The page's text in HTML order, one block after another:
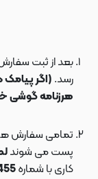
بعد از ثبت
رسد.
هرزنامه گوشی
تمامی سفارش
پست می شوند
کاری با شماره